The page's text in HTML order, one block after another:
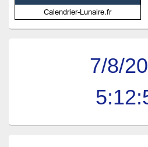
7/8/